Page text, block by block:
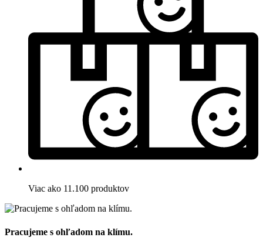
Viac ako 11.100 produktov
Pracujeme s ohľadom na klímu.